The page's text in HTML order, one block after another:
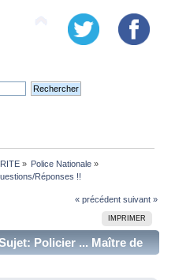
» Police Nationale»
Réponses !!
« précédent suivant »
IMPRIMER
Policier ... Maître de
!! (Lu 58993